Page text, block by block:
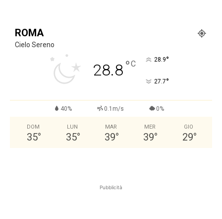
ROMA
Cielo Sereno
28.8°C 28.9°
27.7°
40% 0.1m/s 0%
DOM
35°
LUN
35°
MAR
39°
MER
39°
GIO
29°
Pubblicità